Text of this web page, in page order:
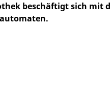
beschäftigt sich mit